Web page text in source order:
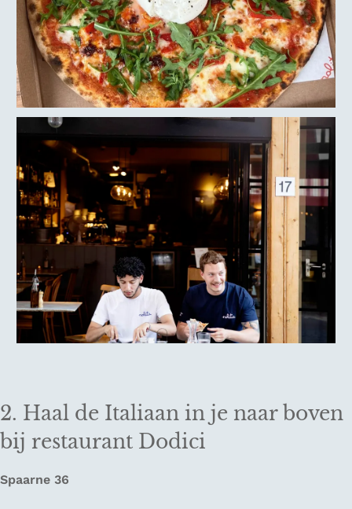
2. Haal de Italiaan in je naar boven
bij restaurant Dodici
Spaarne 36